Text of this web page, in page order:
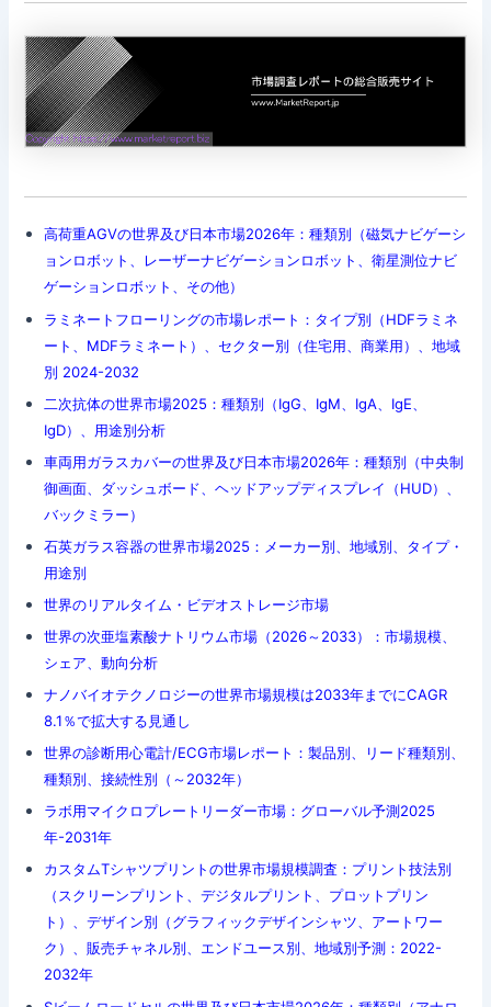
高荷重AGVの世界及び日本市場2026年：種類別（磁気ナビゲーシ
ョンロボット、レーザーナビゲーションロボット、衛星測位ナビ
ゲーションロボット、その他）
ラミネートフローリングの市場レポート：タイプ別（HDFラミネ
ート、MDFラミネート）、セクター別（住宅用、商業用）、地域
別 2024-2032
二次抗体の世界市場2025：種類別（IgG、IgM、IgA、IgE、
IgD）、用途別分析
車両用ガラスカバーの世界及び日本市場2026年：種類別（中央制
御画面、ダッシュボード、ヘッドアップディスプレイ（HUD）、
バックミラー）
石英ガラス容器の世界市場2025：メーカー別、地域別、タイプ・
用途別
世界のリアルタイム・ビデオストレージ市場
世界の次亜塩素酸ナトリウム市場（2026～2033）：市場規模、
シェア、動向分析
ナノバイオテクノロジーの世界市場規模は2033年までにCAGR
8.1％で拡大する見通し
世界の診断用心電計/ECG市場レポート：製品別、リード種類別、
種類別、接続性別（～2032年）
ラボ用マイクロプレートリーダー市場：グローバル予測2025
年-2031年
カスタムTシャツプリントの世界市場規模調査：プリント技法別
（スクリーンプリント、デジタルプリント、プロットプリン
ト）、デザイン別（グラフィックデザインシャツ、アートワー
ク）、販売チャネル別、エンドユース別、地域別予測：2022-
2032年